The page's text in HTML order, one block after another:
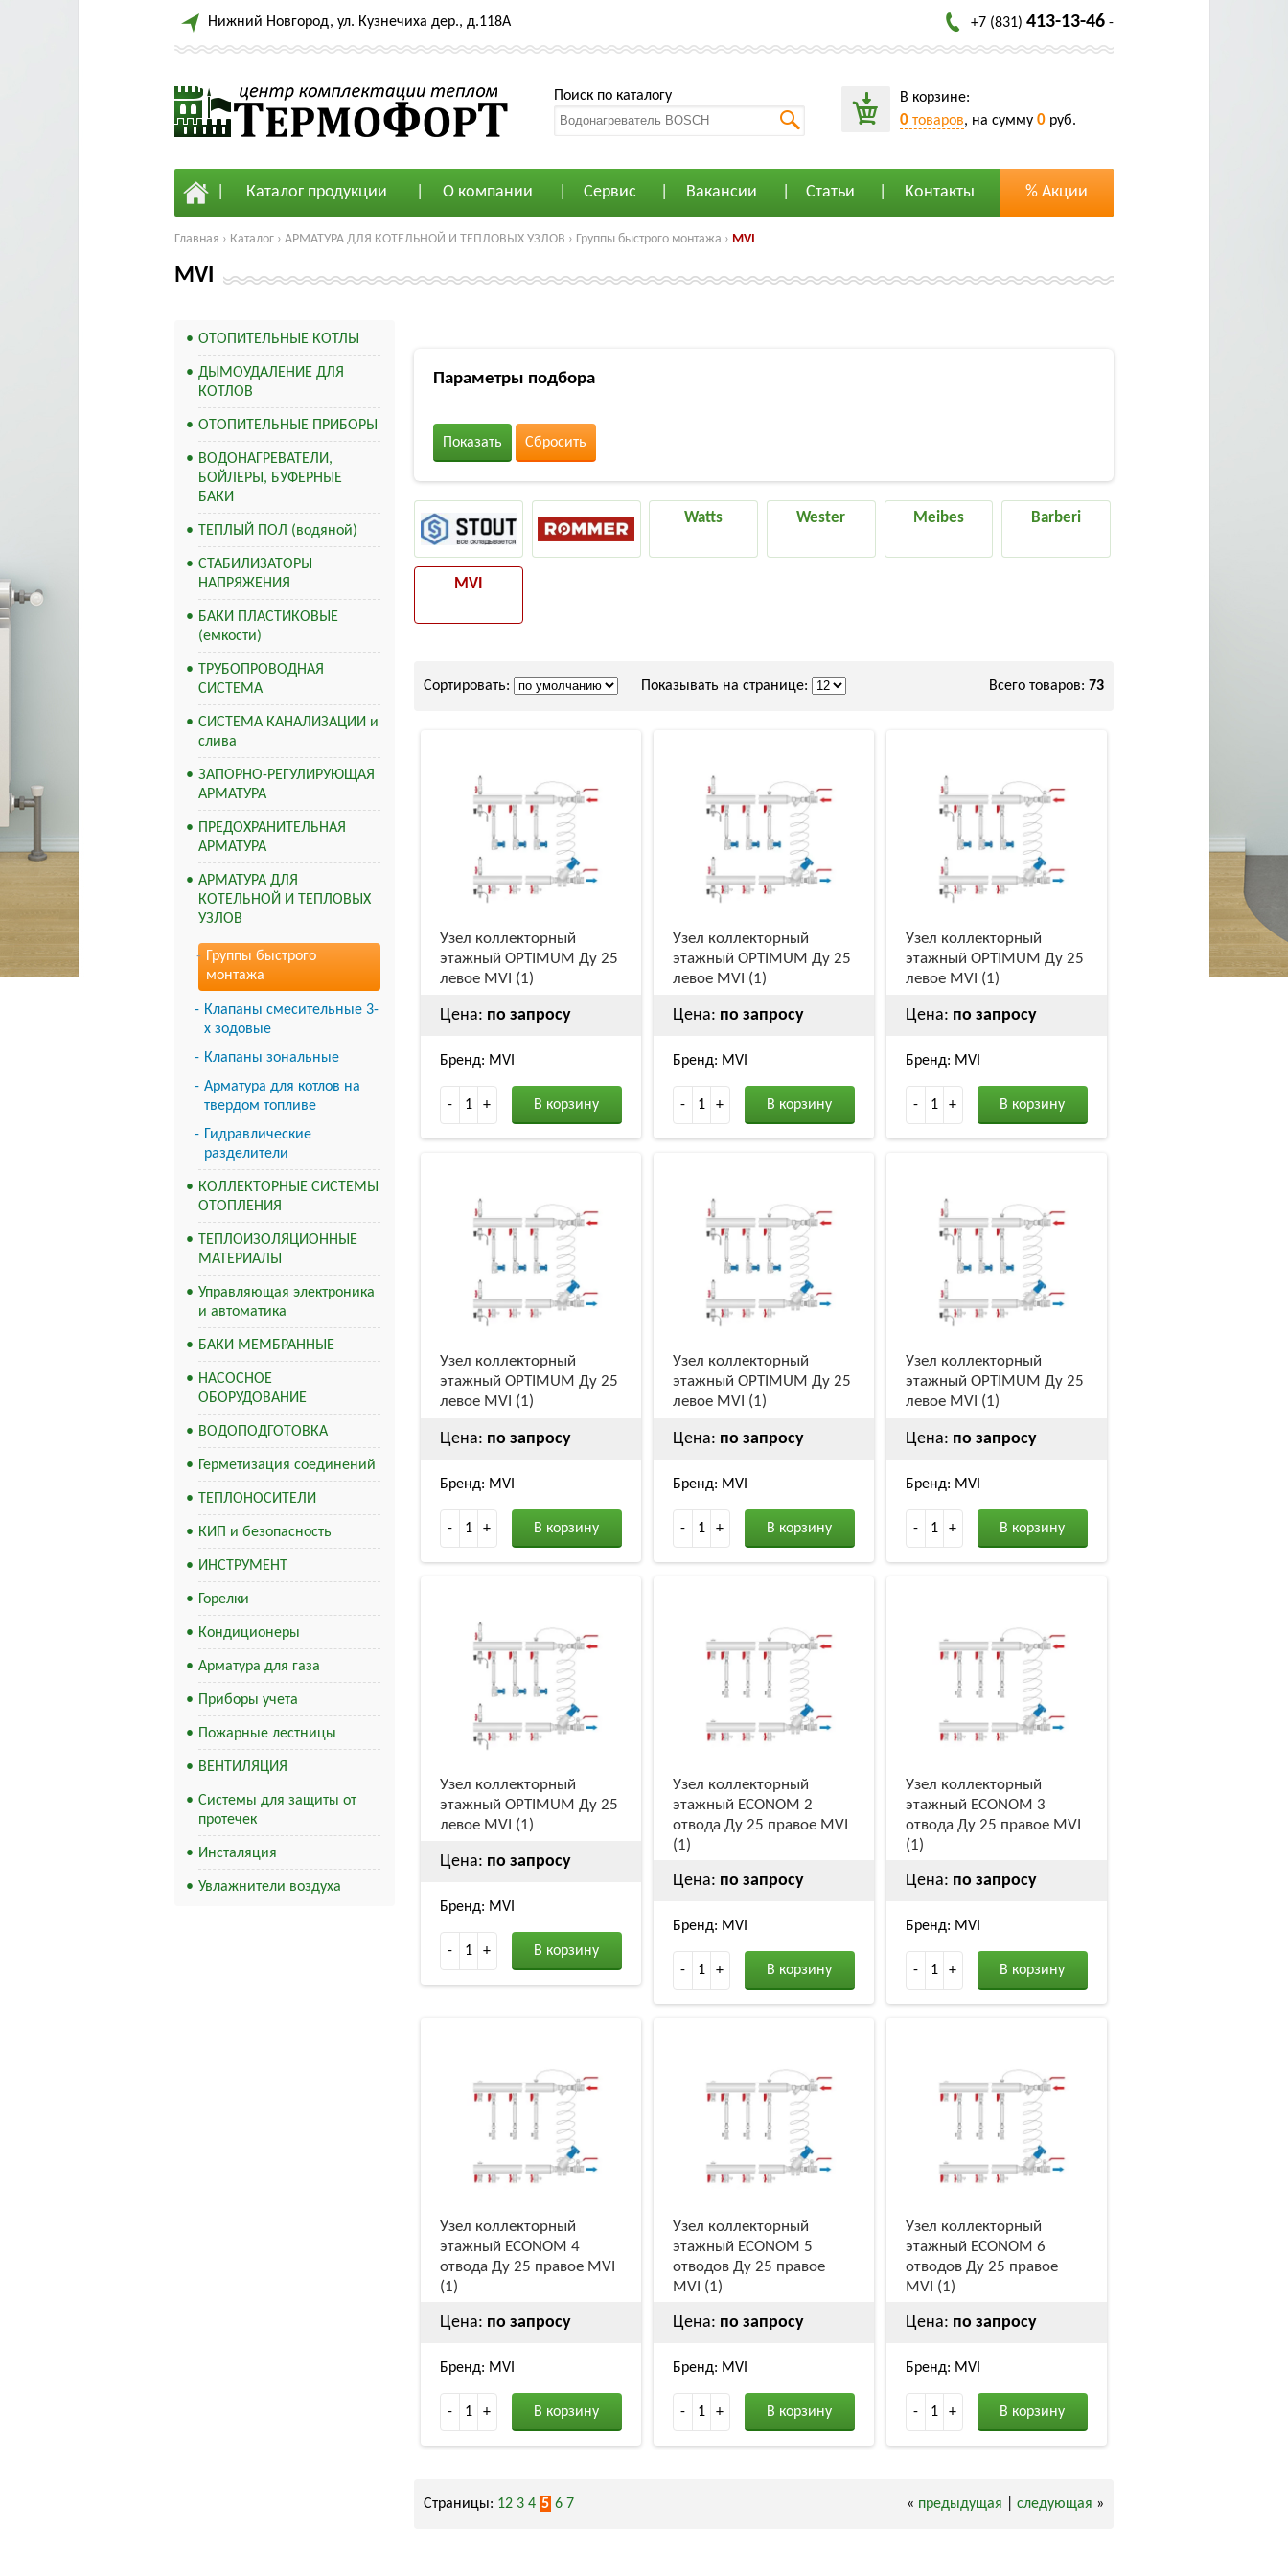
Нижний Новгород, ул. Кузнечиха дер., д.118А +7 (831) 413-13-46 -
Поиск по каталогу В корзине:
0 товаров, на сумму 0 руб.
Каталог продукции О компании Сервис Вакансии Статьи Контакты % Акции
Главная › Каталог › АРМАТУРА ДЛЯ КОТЕЛЬНОЙ И ТЕПЛОВЫХ УЗЛОВ › Группы быстрого монтажа › MVI
MVI
ОТОПИТЕЛЬНЫЕ КОТЛЫ
ДЫМОУДАЛЕНИЕ ДЛЯ
КОТЛОВ
ОТОПИТЕЛЬНЫЕ ПРИБОРЫ
ВОДОНАГРЕВАТЕЛИ,
БОЙЛЕРЫ, БУФЕРНЫЕ
БАКИ
ТЕПЛЫЙ ПОЛ (водяной)
СТАБИЛИЗАТОРЫ
НАПРЯЖЕНИЯ
БАКИ ПЛАСТИКОВЫЕ
(емкости)
ТРУБОПРОВОДНАЯ
СИСТЕМА
СИСТЕМА КАНАЛИЗАЦИИ и
слива
ЗАПОРНО-РЕГУЛИРУЮЩАЯ
АРМАТУРА
ПРЕДОХРАНИТЕЛЬНАЯ
АРМАТУРА
АРМАТУРА ДЛЯ
КОТЕЛЬНОЙ И ТЕПЛОВЫХ
УЗЛОВ
Группы быстрого
монтажа
Клапаны смесительные 3-
х зодовые
Клапаны зональные
Арматура для котлов на
твердом топливе
Гидравлические
разделители
КОЛЛЕКТОРНЫЕ СИСТЕМЫ
ОТОПЛЕНИЯ
ТЕПЛОИЗОЛЯЦИОННЫЕ
МАТЕРИАЛЫ
Управляющая электроника
и автоматика
БАКИ МЕМБРАННЫЕ
НАСОСНОЕ
ОБОРУДОВАНИЕ
ВОДОПОДГОТОВКА
Герметизация соединений
ТЕПЛОНОСИТЕЛИ
КИП и безопасность
ИНСТРУМЕНТ
Горелки
Кондиционеры
Арматура для газа
Приборы учета
Пожарные лестницы
ВЕНТИЛЯЦИЯ
Системы для защиты от
протечек
Инсталяция
Увлажнители воздуха
Параметры подбора
Показать Сбросить
Watts Wester Meibes Barberi
MVI
Всего товаров: 73
Сортировать: Показывать на странице:
Узел коллекторный
этажный OPTIMUM Ду 25
левое MVI (1)
Цена: по запросу
Бренд: MVI
- 1 + В корзину
Узел коллекторный
этажный OPTIMUM Ду 25
левое MVI (1)
Цена: по запросу
Бренд: MVI
- 1 + В корзину
Узел коллекторный
этажный OPTIMUM Ду 25
левое MVI (1)
Цена: по запросу
Бренд: MVI
- 1 + В корзину
Узел коллекторный
этажный OPTIMUM Ду 25
левое MVI (1)
Цена: по запросу
Бренд: MVI
- 1 + В корзину
Узел коллекторный
этажный OPTIMUM Ду 25
левое MVI (1)
Цена: по запросу
Бренд: MVI
- 1 + В корзину
Узел коллекторный
этажный OPTIMUM Ду 25
левое MVI (1)
Цена: по запросу
Бренд: MVI
- 1 + В корзину
Узел коллекторный
этажный OPTIMUM Ду 25
левое MVI (1)
Цена: по запросу
Бренд: MVI
- 1 + В корзину
Узел коллекторный
этажный ECONOM 2
отвода Ду 25 правое MVI
(1)
Цена: по запросу
Бренд: MVI
- 1 + В корзину
Узел коллекторный
этажный ECONOM 3
отвода Ду 25 правое MVI
(1)
Цена: по запросу
Бренд: MVI
- 1 + В корзину
Узел коллекторный
этажный ECONOM 4
отвода Ду 25 правое MVI
(1)
Цена: по запросу
Бренд: MVI
- 1 + В корзину
Узел коллекторный
этажный ECONOM 5
отводов Ду 25 правое
MVI (1)
Цена: по запросу
Бренд: MVI
- 1 + В корзину
Узел коллекторный
этажный ECONOM 6
отводов Ду 25 правое
MVI (1)
Цена: по запросу
Бренд: MVI
- 1 + В корзину
« предыдущая следующая »
Страницы: 12 3 4 5 6 7